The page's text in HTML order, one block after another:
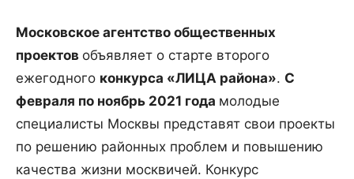
Московское агентство общественных
проектов объявляет о старте второго
ежегодного конкурса «ЛИЦА района». С
февраля по ноябрь 2021 года молодые
специалисты Москвы представят свои проекты
по решению районных проблем и повышению
качества жизни москвичей. Конкурс